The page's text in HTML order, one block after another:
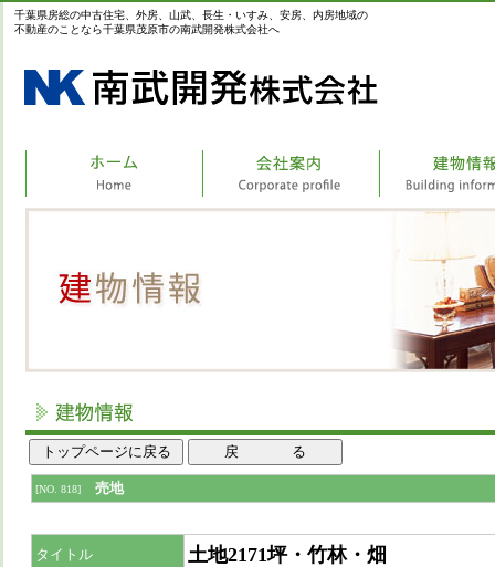
千葉県房総の中古住宅、外房、山武、長生・いすみ、安房、内房地域の
不動産のことなら千葉県茂原市の南武開発株式会社へ
[NO. 818] 売地
タイトル 土地2171坪・竹林・畑